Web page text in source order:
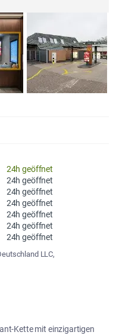
24h geöffnet
24h geöffnet
24h geöffnet
24h geöffnet
24h geöffnet
24h geöffnet
24h geöffnet
LLC,
Kette mit einzigartigen